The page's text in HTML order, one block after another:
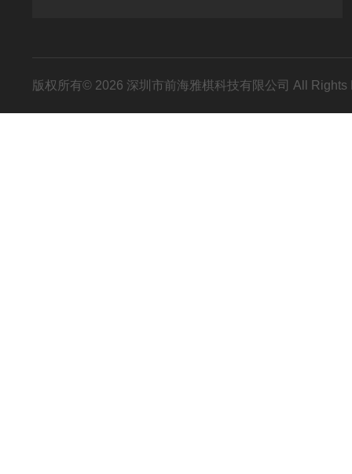
版权所有© 2026 深圳市前海雅棋科技有限公司 All